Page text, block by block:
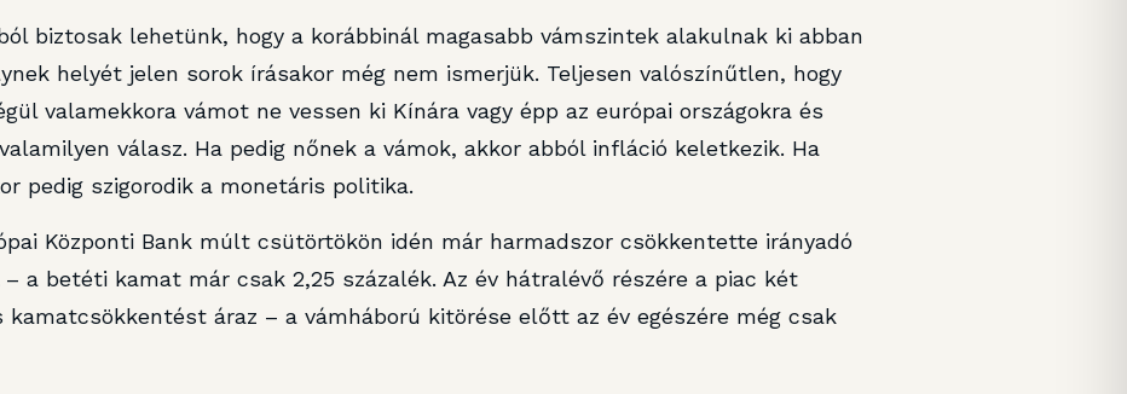
biztosak lehetünk, hogy a korábbinál magasabb vámszintek alakulnak ki abban
helyét jelen sorok írásakor még nem ismerjük. Teljesen valószínűtlen, hogy
valamekkora vámot ne vessen ki Kínára vagy épp az európai országokra és
válasz. Ha pedig nőnek a vámok, akkor abból infláció keletkezik. Ha
pedig szigorodik a monetáris politika.
Központi Bank múlt csütörtökön idén már harmadszor csökkentette irányadó
a betéti kamat már csak 2,25 százalék. Az év hátralévő részére a piac két
kamatcsökkentést áraz – a vámháború kitörése előtt az év egészére még csak